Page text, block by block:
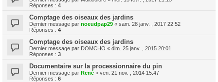
Réponses : 4
Comptage des oiseaux des jardins
Dernier message par noeudpap29 « sam. 28 janv. , 2017 22:52
Réponses : 4
Comptage des oiseaux des jardins
Dernier message par DOMCHO « dim. 25 janv. , 2015 20:01
Réponses : 3
Documentaire sur la processionnaire du pin
Dernier message par René « ven. 21 nov. , 2014 15:47
Réponses : 6